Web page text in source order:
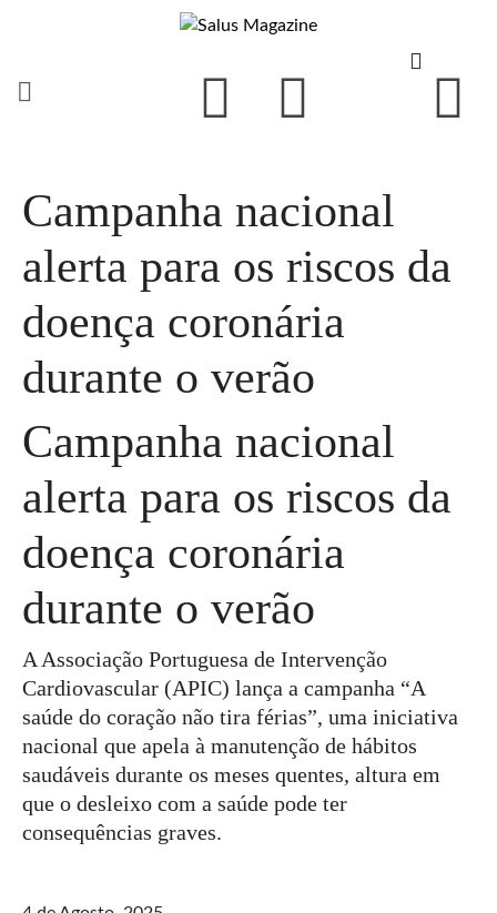
Campanha nacional
alerta para os riscos da
doença coronária
durante o verão
Campanha nacional
alerta para os riscos da
doença coronária
durante o verão
A Associação Portuguesa de Intervenção
Cardiovascular (APIC) lança a campanha “A
saúde do coração não tira férias”, uma iniciativa
nacional que apela à manutenção de hábitos
saudáveis durante os meses quentes, altura em
que o desleixo com a saúde pode ter
consequências graves.